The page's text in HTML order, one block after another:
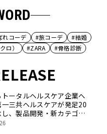
れコーデ #旅コーデ
#結婚
ロ） #ZARA #骨格診断
ータルヘルスケア企業へ
三共ヘルスケアが発足20
、製品開発・新カテゴリ
旧社統合時のエピソード